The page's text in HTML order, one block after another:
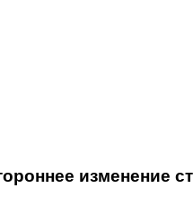
изменение